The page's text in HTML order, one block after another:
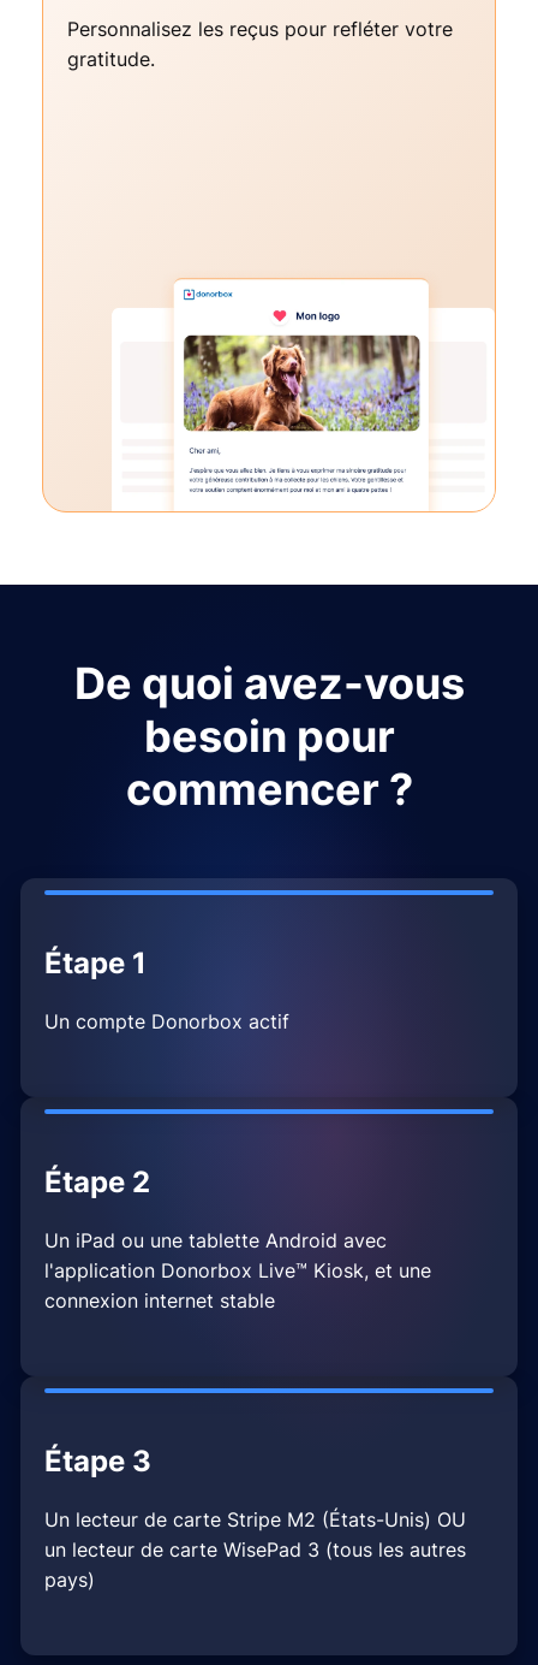
Personnalisez les reçus pour refléter votre
gratitude.
De quoi avez-vous
besoin pour
commencer ?
Étape 1
Un compte Donorbox actif
Étape 2
Un iPad ou une tablette Android avec
l'application Donorbox Live™ Kiosk, et une
connexion internet stable
Étape 3
Un lecteur de carte Stripe M2 (États-Unis) OU
un lecteur de carte WisePad 3 (tous les autres
pays)